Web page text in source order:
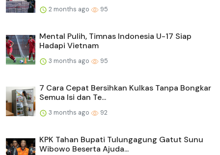
2 months ago 95
Mental Pulih, Timnas Indonesia U-17 Siap
Hadapi Vietnam
3 months ago 95
7 Cara Cepat Bersihkan Kulkas Tanpa Bongkar
Semua Isi dan Te...
3 months ago 92
KPK Tahan Bupati Tulungagung Gatut Sunu
Wibowo Beserta Ajuda...